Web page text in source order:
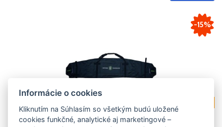
OBAL NA LYŽE ELAN AMPHIBIO 4D DOUBLE SKI BAG
-15%
Informácie o cookies
Kliknutím na Súhlasím so všetkým budú uložené
cookies funkčné, analytické aj marketingové –